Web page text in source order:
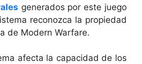
generados por este juego
reconozca la propiedad
de Modern Warfare.
afecta la capacidad de los